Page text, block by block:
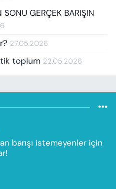
SONU GERÇEK BARIŞIN
27.05.2026
toplum 22.05.2026
barışı istemeyenler için